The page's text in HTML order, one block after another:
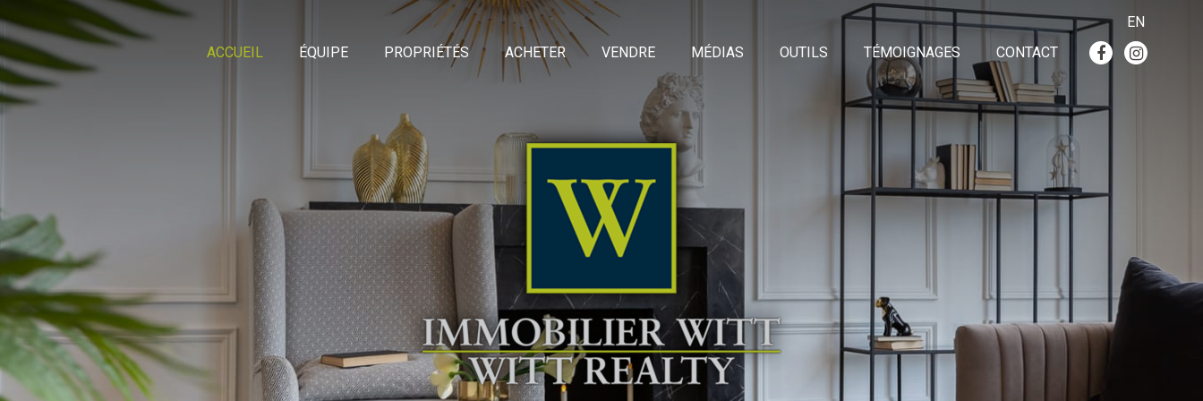
EN
ACCUEIL
ÉQUIPE PROPRIÉTÉS ACHETER VENDRE MÉDIAS OUTILS TÉMOIGNAGES CONTACT